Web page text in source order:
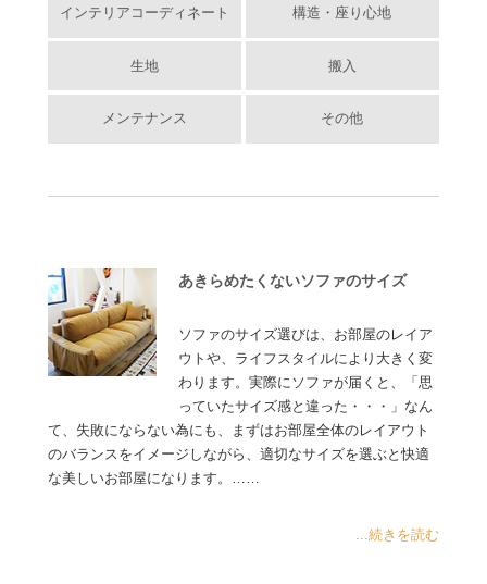
インテリアコーディネート 構造・座り心地
生地 搬入
メンテナンス その他
あきらめたくないソファのサイズ
ソファのサイズ選びは、お部屋のレイア
ウトや、ライフスタイルにより大きく変
わります。実際にソファが届くと、「思
っていたサイズ感と違った・・・」なん
て、失敗にならない為にも、まずはお部屋全体のレイアウト
のバランスをイメージしながら、適切なサイズを選ぶと快適
な美しいお部屋になります。……
...続きを読む